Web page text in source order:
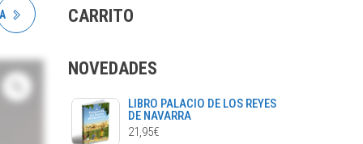
CARRITO
NOVEDADES
LIBRO PALACIO DE LOS REYES
DE NAVARRA
21,95€